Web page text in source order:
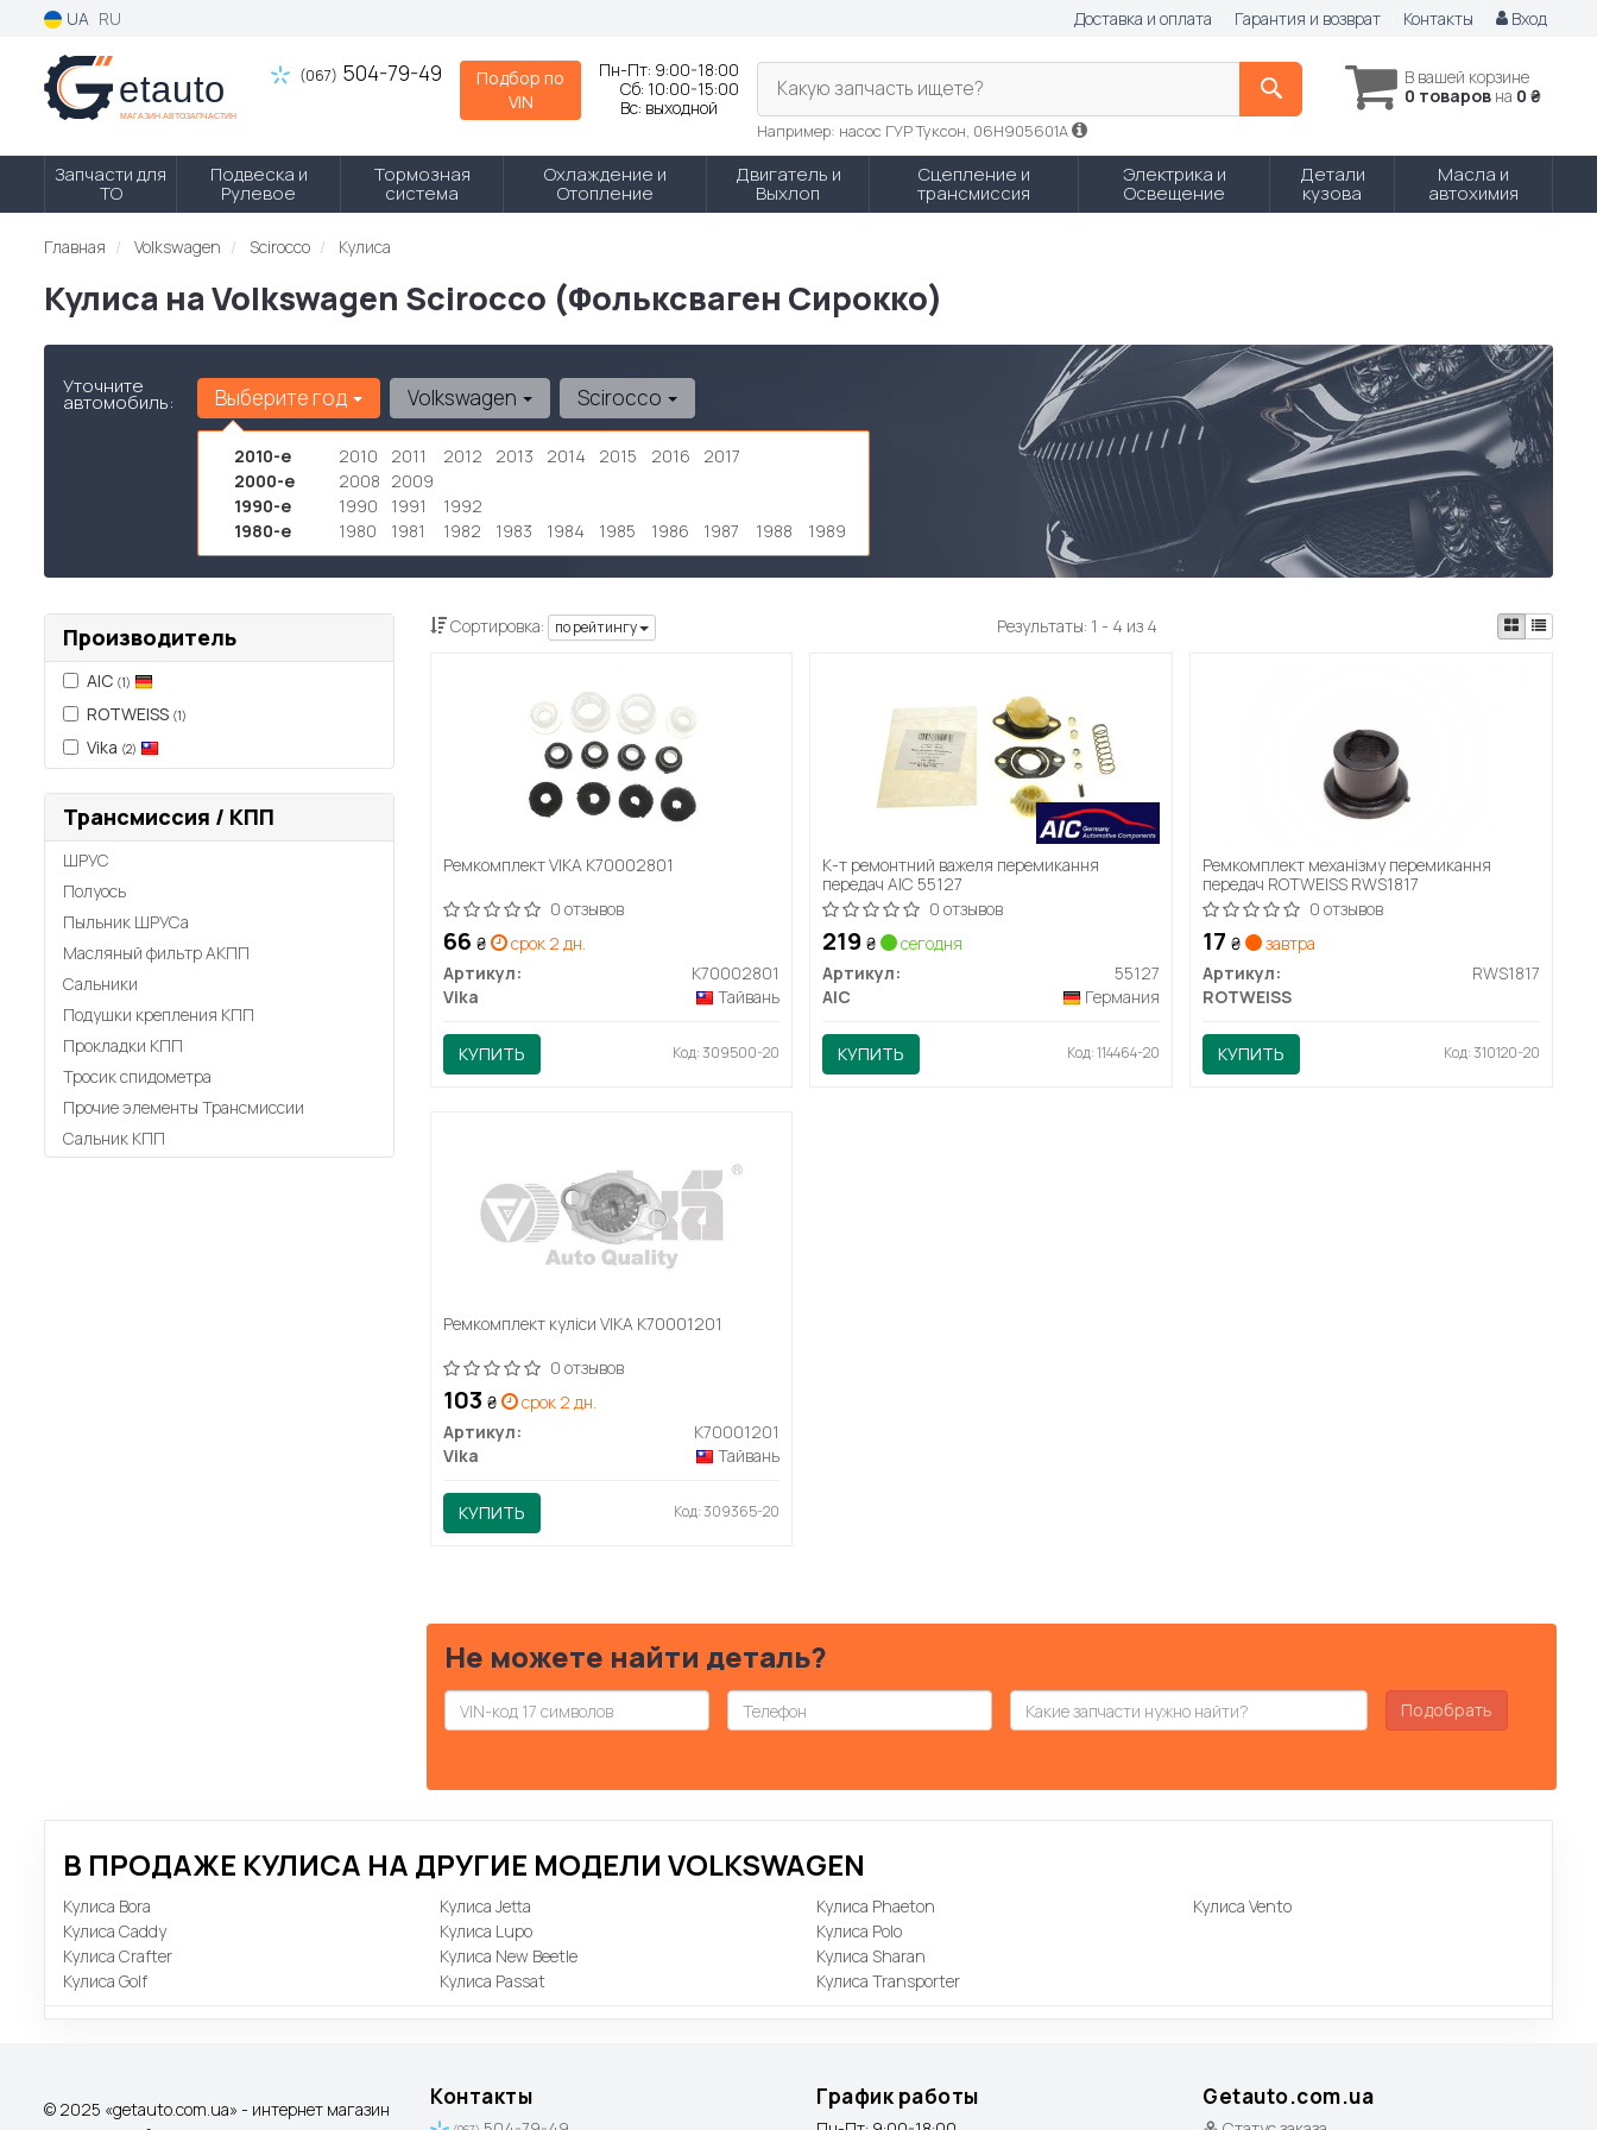
UA RU Доставка и оплата Гарантия и возврат Контакты Вход
(067) 504-79-49
Подбор по
VIN
Пн-Пт: 9:00-18:00
Сб: 10:00-15:00
Вс: выходной
В вашей корзине
0 товаров на 0 ₴
Какую запчасть ищете?
Например: насос ГУР Туксон, 06H905601A
Запчасти для
ТО
Подвеска и
Рулевое
Тормозная
система
Охлаждение и
Отопление
Двигатель и
Выхлоп
Сцепление и
трансмиссия
Электрика и
Освещение
Детали
кузова
Масла и
автохимия
Главная Volkswagen Scirocco Кулиса
Кулиса на Volkswagen Scirocco (Фольксваген Сирокко)
Уточните
автомобиль: Выберите год
2010-е 2010 2011 2012 2013 2014 2015 2016
2017
2000-е
2008 2009
1990-е
1990 1991
1992
1980-е
1980 1981 1982 1983 1984 1985 1986 1987 1988 1989
Volkswagen Scirocco
Производитель
AIC (1)
ROTWEISS (1)
Vika (2)
Трансмиссия / КПП
ШРУС
Полуось
Пыльник ШРУСа
Масляный фильтр АКПП
Сальники
Подушки крепления КПП
Прокладки КПП
Тросик спидометра
Прочие элементы Трансмиссии
Сальник КПП
Сортировка: по рейтингу Результаты: 1 - 4 из 4
Ремкомплект VIKA K70002801
0 отзывов
66 ₴
срок 2 дн.
Артикул:
K70002801
Vika
Тайвань
КУПИТЬ Код: 309500-20
К-т ремонтний важеля перемикання
передач AIC 55127
0 отзывов
219₴
сегодня
Артикул:
55127
AIC
Германия
КУПИТЬ Код: 114464-20
Ремкомплект механізму перемикання
передач ROTWEISS RWS1817
0 отзывов
17₴
завтра
Артикул:
RWS1817
ROTWEISS
КУПИТЬ Код: 310120-20
Ремкомплект куліси VIKA K70001201
0 отзывов
103 ₴
срок 2 дн.
Артикул:
K70001201
Vika
Тайвань
КУПИТЬ Код: 309365-20
Не можете найти деталь?
Подобрать
В ПРОДАЖЕ КУЛИСА НА ДРУГИЕ МОДЕЛИ VOLKSWAGEN
Кулиса Bora
Кулиса Caddy
Кулиса Crafter
Кулиса Golf
Кулиса Jetta
Кулиса Lupo
Кулиса New Beetle
Кулиса Passat
Кулиса Phaeton
Кулиса Polo
Кулиса Sharan
Кулиса Transporter
Кулиса Vento
© 2025 «getauto.com.ua» - интернет магазин
Контакты График работы Getauto.com.ua